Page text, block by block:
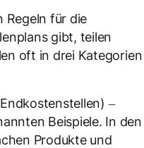
Regeln für die
gibt, teilen
oft in drei Kategorien
–
Beispiele. In den
Produkte und